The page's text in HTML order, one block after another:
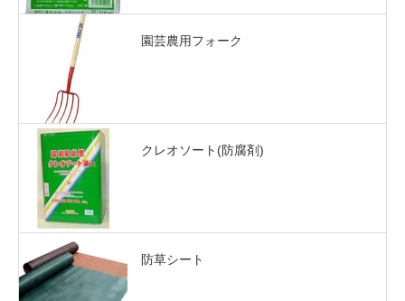
園芸農用フォーク
クレオソート(防腐剤)
防草シート